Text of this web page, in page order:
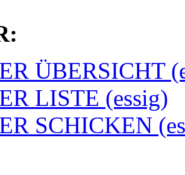
ÜBERSICHT
LISTE (essig)
SCHICKEN